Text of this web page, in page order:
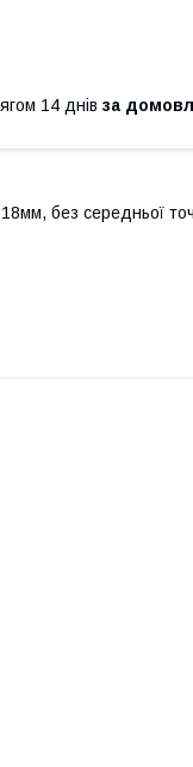
14 днів за
без середньої